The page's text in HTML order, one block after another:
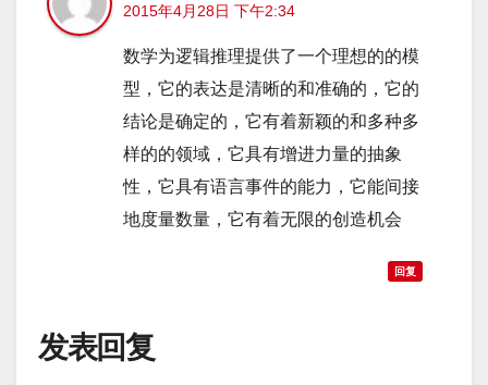
2015年4月28日 下午2:34
数学为逻辑推理提供了一个理想的的模
型，它的表达是清晰的和准确的，它的
结论是确定的，它有着新颖的和多种多
样的的领域，它具有增进力量的抽象
性，它具有语言事件的能力，它能间接
地度量数量，它有着无限的创造机会
回复
发表回复